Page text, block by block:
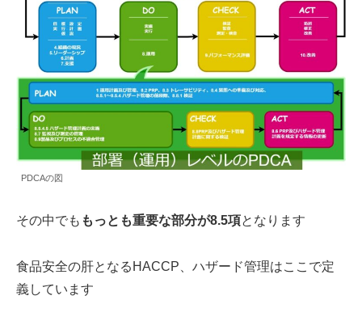
PDCAの図
その中でも もっとも重要な部分が8.5項となります
食品安全の肝となるHACCP、ハザード管理はここで定
義しています